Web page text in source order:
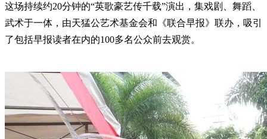
这场持续约20分钟的“英歌豪艺传千载”演出，集戏剧、舞蹈、
武术于一体，由天猛公艺术基金会和《联合早报》联办，吸引
了包括早报读者在内的100多名公众前去观赏。